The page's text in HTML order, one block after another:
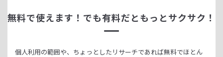
無料で使えます！ でも有料だともっとサクサク！
個人利用の範囲や、ちょっとしたリサーチであれば無料でほとん